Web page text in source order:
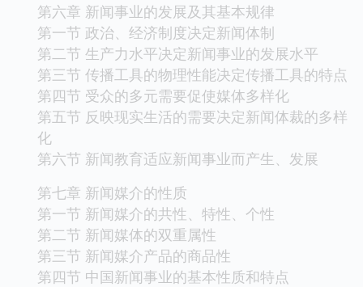
第六章 新闻事业的发展及其基本规律
第一节 政治、经济制度决定新闻体制
第二节 生产力水平决定新闻事业的发展水平
第三节 传播工具的物理性能决定传播工具的特点
第四节 受众的多元需要促使媒体多样化
第五节 反映现实生活的需要决定新闻体裁的多样
化
第六节 新闻教育适应新闻事业而产生、发展
第七章 新闻媒介的性质
第一节 新闻媒介的共性、特性、个性
第二节 新闻媒体的双重属性
第三节 新闻媒介产品的商品性
第四节 中国新闻事业的基本性质和特点